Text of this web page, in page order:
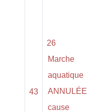
43
26
Marche
aquatique
ANNULÉE
cause